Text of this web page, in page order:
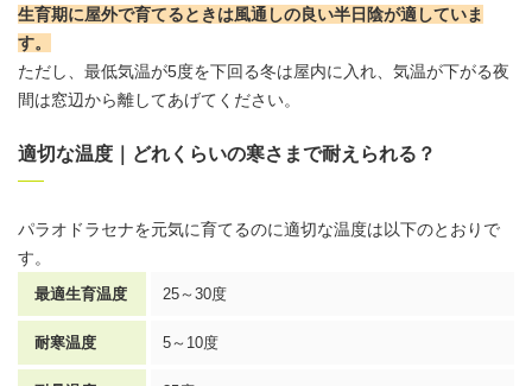
生育期に屋外で育てるときは風通しの良い半日陰が適していま
す。
ただし、最低気温が5度を下回る冬は屋内に入れ、気温が下がる夜
間は窓辺から離してあげてください。
適切な温度｜どれくらいの寒さまで耐えられる？
パラオドラセナを元気に育てるのに適切な温度は以下のとおりで
す。
最適生育温度 25～30度
耐寒温度 5～10度